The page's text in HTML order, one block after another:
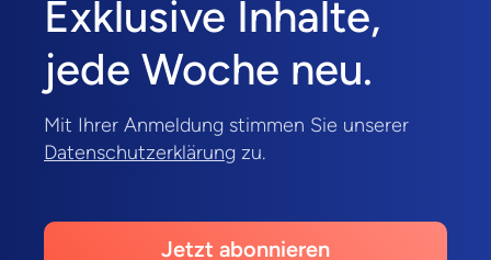
Exklusive Inhalte,
jede Woche neu.
Mit Ihrer Anmeldung stimmen Sie unserer
Datenschutzerklärung zu.
Jetzt abonnieren